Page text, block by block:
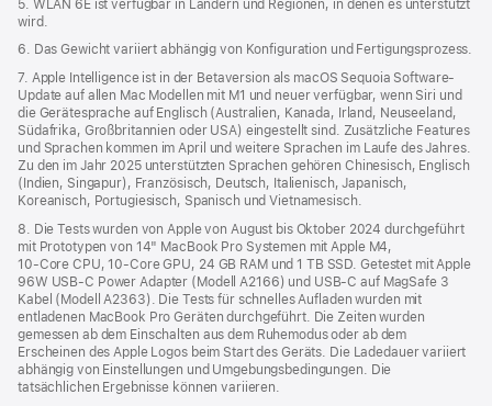
5. WLAN 6E ist verfügbar in Ländern und Regionen, in denen es unterstützt
wird.
6. Das Gewicht variiert abhängig von Konfiguration und Fertigungsprozess.
7. Apple Intelligence ist in der Betaversion als macOS Sequoia Software-
Update auf allen Mac Modellen mit M1 und neuer verfügbar, wenn Siri und
die Gerätesprache auf Englisch (Australien, Kanada, Irland, Neuseeland,
Südafrika, Großbritannien oder USA) eingestellt sind. Zusätzliche Features
und Sprachen kommen im April und weitere Sprachen im Laufe des Jahres.
Zu den im Jahr 2025 unterstützten Sprachen gehören Chinesisch, Englisch
(Indien, Singapur), Französisch, Deutsch, Italienisch, Japanisch,
Koreanisch, Portugiesisch, Spanisch und Vietnamesisch.
8. Die Tests wurden von Apple von August bis Oktober 2024 durchgeführt
mit Prototypen von 14" MacBook Pro Systemen mit Apple M4,
10‑Core CPU, 10‑Core GPU, 24 GB RAM und 1 TB SSD. Getestet mit Apple
96W USB‑C Power Adapter (Modell A2166) und USB‑C auf MagSafe 3
Kabel (Modell A2363). Die Tests für schnelles Aufladen wurden mit
entladenen MacBook Pro Geräten durchgeführt. Die Zeiten wurden
gemessen ab dem Einschalten aus dem Ruhemodus oder ab dem
Erscheinen des Apple Logos beim Start des Geräts. Die Ladedauer variiert
abhängig von Einstellungen und Umgebungsbedingungen. Die
tatsächlichen Ergebnisse können variieren.